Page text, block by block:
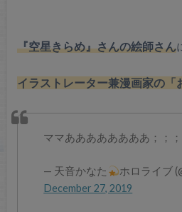
『空星きらめ』さんの絵師さん
イラストレーター兼漫画家の「
ママああああああああ；；；
— 天音かなた
ホロライブ
December 27, 2019